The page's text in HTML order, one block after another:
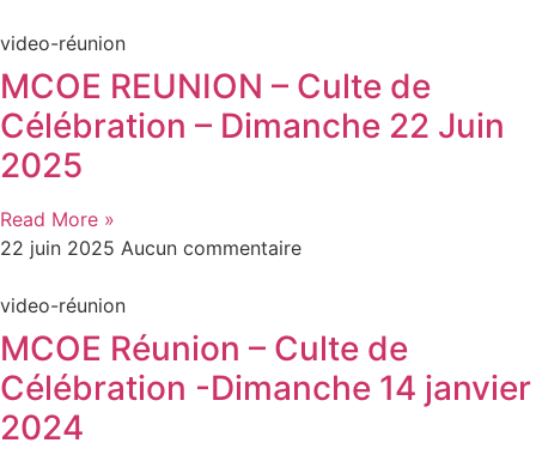
video-réunion
MCOE REUNION – Culte de
Célébration – Dimanche 22 Juin
2025
Read More »
22 juin 2025 Aucun commentaire
video-réunion
MCOE Réunion – Culte de
Célébration -Dimanche 14 janvier
2024